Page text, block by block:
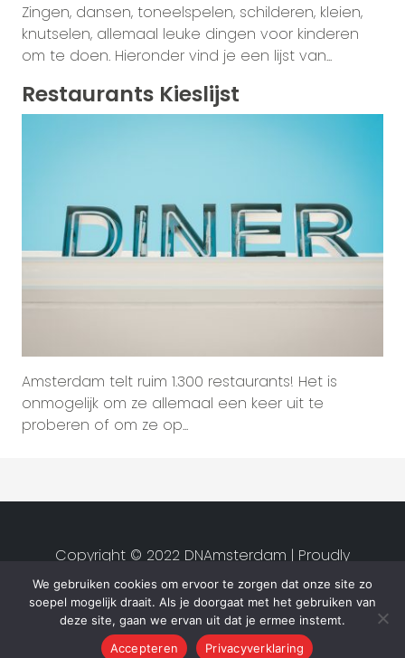
Zingen, dansen, toneelspelen, schilderen, kleien,
knutselen, allemaal leuke dingen voor kinderen
om te doen. Hieronder vind je een lijst van...
Restaurants Kieslijst
Amsterdam telt ruim 1.300 restaurants! Het is
onmogelijk om ze allemaal een keer uit te
proberen of om ze op...
We gebruiken cookies om ervoor te zorgen dat onze site zo
soepel mogelijk draait. Als je doorgaat met het gebruiken van
deze site, gaan we ervan uit dat je ermee instemt.
Accepteren
Privacyverklaring
Copyright © 2022 DNAmsterdam | Proudly
created by
Studio van Zwet
Privacyverklaring|Algemene
voorwaarden